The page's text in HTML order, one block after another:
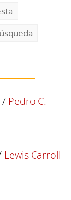
/ Pedro C.
Lewis Carroll